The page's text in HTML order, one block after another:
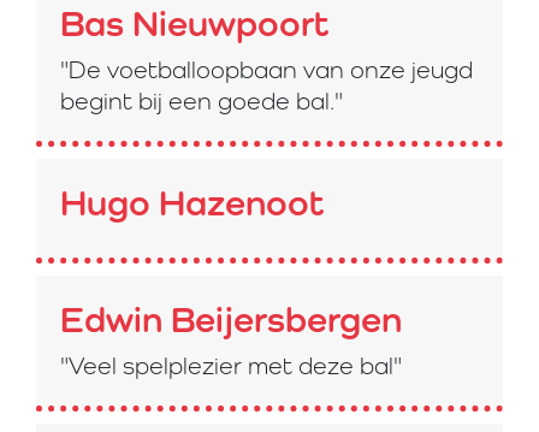
Bas Nieuwpoort
"De voetballoopbaan van onze jeugd
begint bij een goede bal."
Hugo Hazenoot
Edwin Beijersbergen
"Veel spelplezier met deze bal"